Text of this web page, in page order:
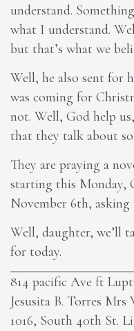
understand.
what I understand.
but that’s what we
Well, he also sent for
was coming for
not. Well, God help
that they talk about
They are praying a
starting this Monday,
November 6th, asking
Well, daughter, we’ll
for today.
814 pacific Ave ft
Jesusita B. Torres Mrs
1016, South 40th St.